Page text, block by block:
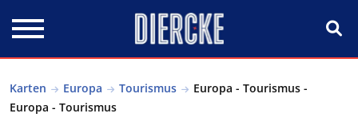
Karten Europa Tourismus
Europa - Tourismus -
Europa - Tourismus